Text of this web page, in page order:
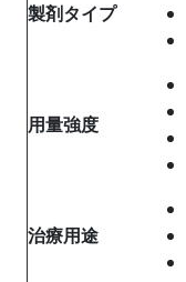
製剤タイプ
用量強度
治療用途